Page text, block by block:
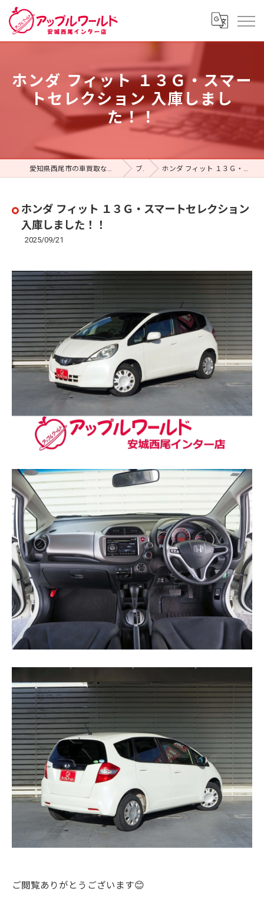
ホンダ フィット １３Ｇ・スマー
トセレクション 入庫しまし
た！！
愛知県西尾市の車買取ならアップルワールド 安城西尾インター店 ブログ ホンダ フィット １３Ｇ・スマートセレクション 入庫しました！！
ホンダ フィット １３Ｇ・スマートセレクション
入庫しました！！
2025/09/21
ご閲覧ありがとうございます😊